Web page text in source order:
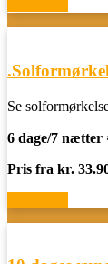
Se
6 dage/7
Pris fra kr.